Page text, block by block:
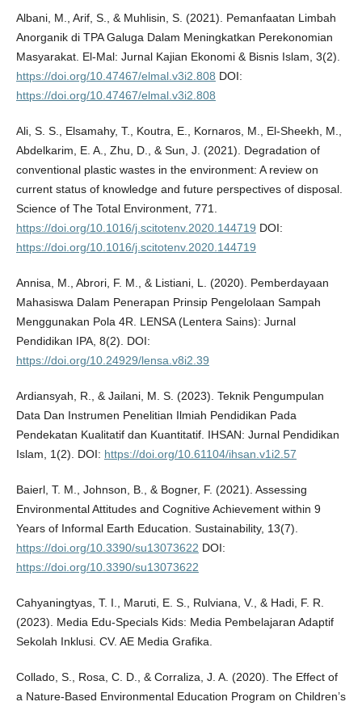
Albani, M., Arif, S., & Muhlisin, S. (2021). Pemanfaatan Limbah
Anorganik di TPA Galuga Dalam Meningkatkan Perekonomian
Masyarakat. El-Mal: Jurnal Kajian Ekonomi & Bisnis Islam, 3(2).
https://doi.org/10.47467/elmal.v3i2.808 DOI:
https://doi.org/10.47467/elmal.v3i2.808
Ali, S. S., Elsamahy, T., Koutra, E., Kornaros, M., El-Sheekh, M.,
Abdelkarim, E. A., Zhu, D., & Sun, J. (2021). Degradation of
conventional plastic wastes in the environment: A review on
current status of knowledge and future perspectives of disposal.
Science of The Total Environment, 771.
https://doi.org/10.1016/j.scitotenv.2020.144719 DOI:
https://doi.org/10.1016/j.scitotenv.2020.144719
Annisa, M., Abrori, F. M., & Listiani, L. (2020). Pemberdayaan
Mahasiswa Dalam Penerapan Prinsip Pengelolaan Sampah
Menggunakan Pola 4R. LENSA (Lentera Sains): Jurnal
Pendidikan IPA, 8(2). DOI:
https://doi.org/10.24929/lensa.v8i2.39
Ardiansyah, R., & Jailani, M. S. (2023). Teknik Pengumpulan
Data Dan Instrumen Penelitian Ilmiah Pendidikan Pada
Pendekatan Kualitatif dan Kuantitatif. IHSAN: Jurnal Pendidikan
Islam, 1(2). DOI: https://doi.org/10.61104/ihsan.v1i2.57
Baierl, T. M., Johnson, B., & Bogner, F. (2021). Assessing
Environmental Attitudes and Cognitive Achievement within 9
Years of Informal Earth Education. Sustainability, 13(7).
https://doi.org/10.3390/su13073622 DOI:
https://doi.org/10.3390/su13073622
Cahyaningtyas, T. I., Maruti, E. S., Rulviana, V., & Hadi, F. R.
(2023). Media Edu-Specials Kids: Media Pembelajaran Adaptif
Sekolah Inklusi. CV. AE Media Grafika.
Collado, S., Rosa, C. D., & Corraliza, J. A. (2020). The Effect of
a Nature-Based Environmental Education Program on Children’s